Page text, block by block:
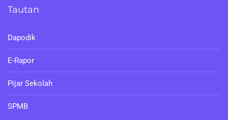
Tautan
Dapodik
E-Rapor
Pijar Sekolah
SPMB